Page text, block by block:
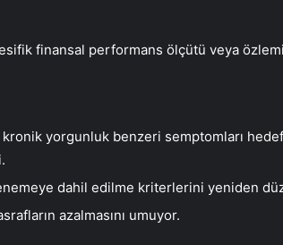
finansal performans ölçütü veya özlemi
kronik yorgunluk benzeri semptomları
dahil edilme kriterlerini yeniden
azalmasını umuyor.